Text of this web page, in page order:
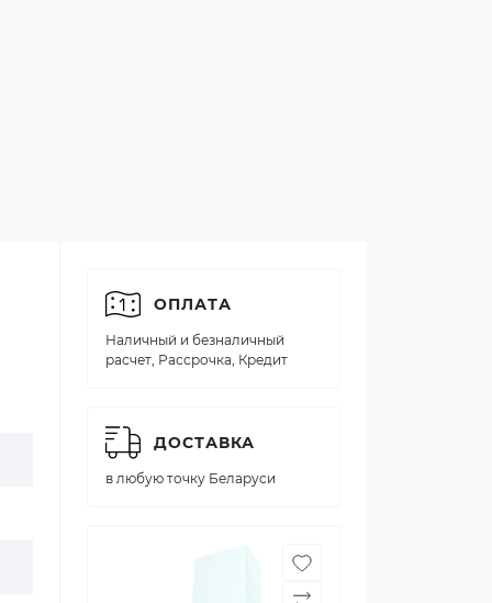
ОПЛАТА
Наличный и безналичный
расчет, Рассрочка, Кредит
ДОСТАВКА
в любую точку Беларуси